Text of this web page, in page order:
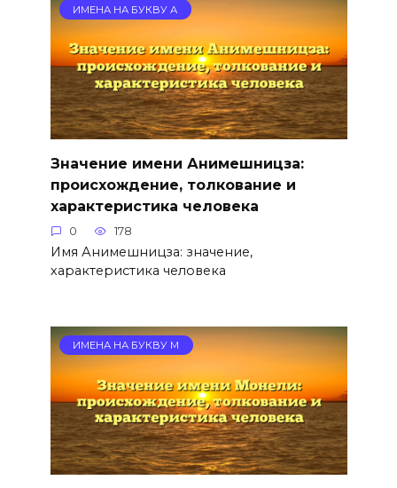
ИМЕНА НА БУКВУ А
Значение имени Анимешницза:
происхождение, толкование и
характеристика человека
0 178
Имя Анимешницза: значение,
характеристика человека
ИМЕНА НА БУКВУ М